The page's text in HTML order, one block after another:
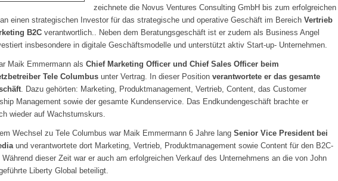
zeichnete die Novus Ventures Consulting GmbH bis zum erfolgreichen
einen strategischen Investor für das strategische und operative Geschäft im Bereich Vertrieb
B2C verantwortlich.. Neben dem Beratungsgeschäft ist er zudem als Business Angel
insbesondere in digitale Geschäftsmodelle und unterstützt aktiv Start-up- Unternehmen.
Maik Emmermann als Chief Marketing Officer und Chief Sales Officer beim
Tele Columbus unter Vertrag. In dieser Position verantwortete er das gesamte
. Dazu gehörten: Marketing, Produktmanagement, Vertrieb, Content, das Customer
Management sowie der gesamte Kundenservice. Das Endkundengeschäft brachte er
wieder auf Wachstumskurs.
Wechsel zu Tele Columbus war Maik Emmermann 6 Jahre lang Senior Vice President bei
und verantwortete dort Marketing, Vertrieb, Produktmanagement sowie Content für den B2C-
Während dieser Zeit war er auch am erfolgreichen Verkauf des Unternehmens an die von John
Liberty Global beteiligt.